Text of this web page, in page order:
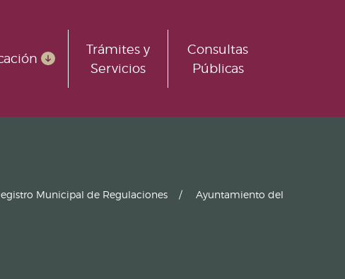
Trámites y
Servicios
Consultas
Públicas
Municipal de Regulaciones
Ayuntamiento del